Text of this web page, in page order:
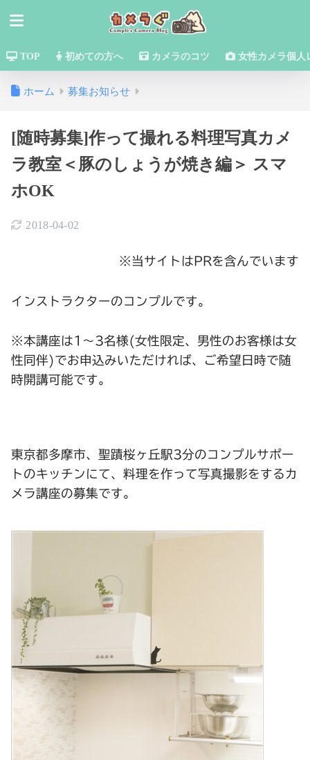
TOP 初めての方へ カメラのコツ 女性カメラ個人
ホーム 募集お知らせ
[随時募集]作って撮れる料理写真カメ
ラ教室＜豚のしょうが焼き編＞ スマ
ホOK
2018-04-02
※当サイトはPRを含んでいます
インストラクターのコンプルです。
※本講座は1～3名様(女性限定、男性のお客様は女
性同伴)でお申込みいただければ、ご希望日時で随
時開講可能です。
東京都多摩市、聖蹟桜ヶ丘駅3分のコンプルサポー
トのキッチンにて、料理を作って写真撮影をするカ
メラ講座の募集です。